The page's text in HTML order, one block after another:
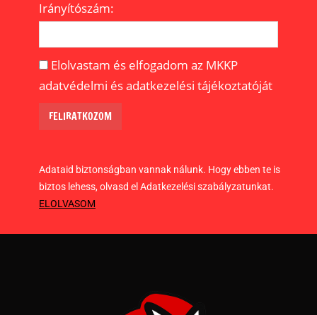
Irányítószám:
Elolvastam és elfogadom az MKKP
adatvédelmi és adatkezelési tájékoztatóját
Adataid biztonságban vannak nálunk. Hogy ebben te is
biztos lehess, olvasd el Adatkezelési szabályzatunkat.
ELOLVASOM